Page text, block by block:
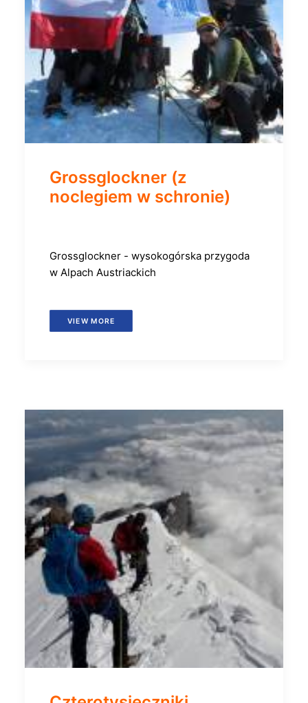
Grossglockner (z
noclegiem w schronie)
Grossglockner - wysokogórska przygoda
w Alpach Austriackich
VIEW MORE